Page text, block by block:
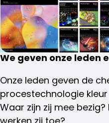
We geven onze leden
Onze leden geven de
procestechnologie kleur
Waar zijn zij mee